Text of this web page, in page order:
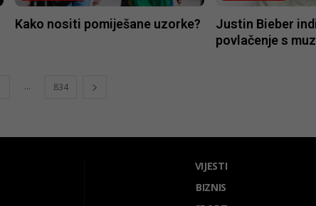
Kako nositi pomiješane uzorke?
Justin Bieber
povlačenje s
... 834
VIJESTI
BIZNIS